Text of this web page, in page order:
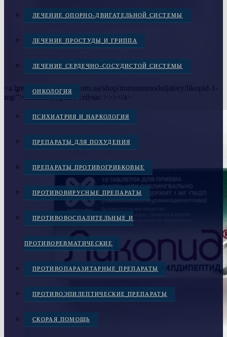
ЛЕЧЕНИЕ ОПОРНО-ДВИГАТЕЛЬНОЙ СИСТЕМЫ
ЛЕЧЕНИЕ ПРОСТУДЫ И ГРИППА
ЛЕЧЕНИЕ СЕРДЕЧНО-СОСУДИСТОЙ СИСТЕМЫ
ОНКОЛОГИЯ
ПСИХИАТРИЯ И НАРКОЛОГИЯ
ПРЕПАРАТЫ ДЛЯ ПОХУДЕНИЯ
ПРЕПАРАТЫ ПРОТИВОГРИБКОВЫЕ
ПРОТИВОВИРУСНЫЕ ПРЕПАРАТЫ
ПРОТИВОВОСПАЛИТЕЛЬНЫЕ И
ПРОТИВОРЕВМАТИЧЕСКИЕ
ПРОТИВОПАРАЗИТАРНЫЕ ПРЕПАРАТЫ
ПРОТИВОЭПИЛЕПТИЧЕСКИЕ ПРЕПАРАТЫ
СКОРАЯ ПОМОЩЬ
<a href="http://ckimm.com.ua/shop/immunomoduljatory/likopid-1-
mg/">Заказать прямо сейчас >>></a>